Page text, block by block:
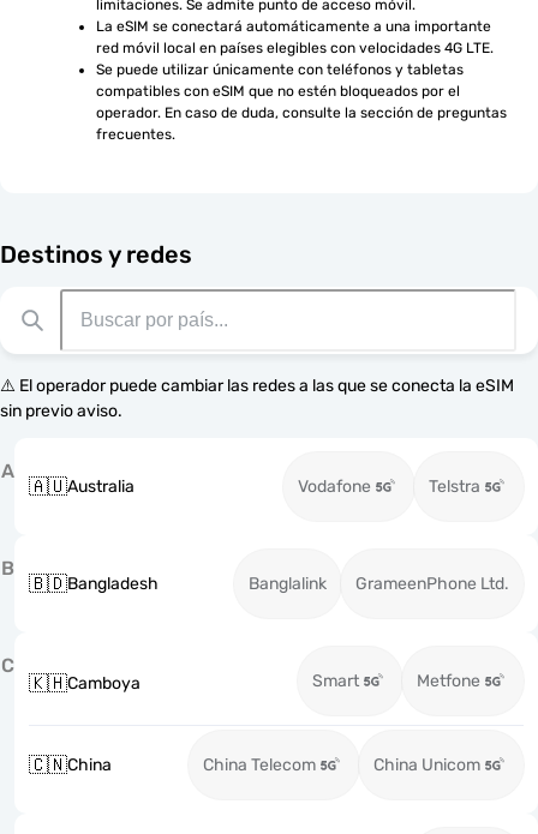
limitaciones. Se admite punto de acceso móvil.
La eSIM se conectará automáticamente a una importante
red móvil local en países elegibles con velocidades 4G LTE.
Se puede utilizar únicamente con teléfonos y tabletas
compatibles con eSIM que no estén bloqueados por el
operador. En caso de duda, consulte la sección de preguntas
frecuentes.
Destinos y redes
⚠️ El operador puede cambiar las redes a las que se conecta la eSIM
sin previo aviso.
A
🇦🇺Australia Vodafone Telstra
B
🇧🇩Bangladesh Banglalink GrameenPhone Ltd.
C
🇰🇭Camboya Smart Metfone
🇨🇳China China Telecom China Unicom